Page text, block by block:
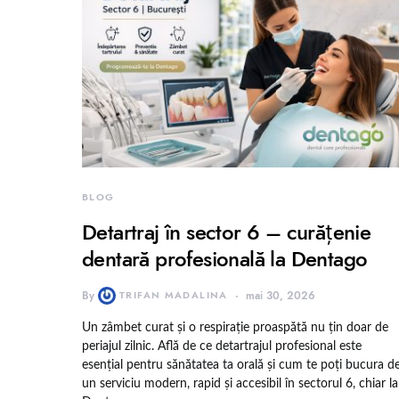
BLOG
Detartraj în sector 6 – curățenie
dentară profesională la Dentago
By TRIFAN MADALINA mai 30, 2026
Un zâmbet curat și o respirație proaspătă nu țin doar de
periajul zilnic. Află de ce detartrajul profesional este
esențial pentru sănătatea ta orală și cum te poți bucura
un serviciu modern, rapid și accesibil în sectorul 6, chiar la